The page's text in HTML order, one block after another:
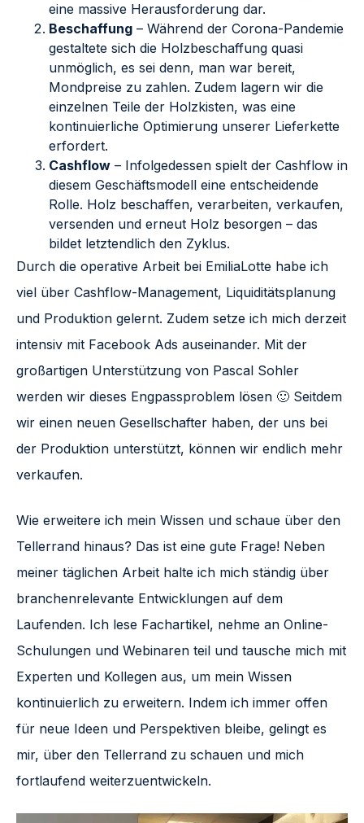
eine massive Herausforderung dar.
Beschaffung – Während der Corona-Pandemie
gestaltete sich die Holzbeschaffung quasi
unmöglich, es sei denn, man war bereit,
Mondpreise zu zahlen. Zudem lagern wir die
einzelnen Teile der Holzkisten, was eine
kontinuierliche Optimierung unserer Lieferkette
erfordert.
Cashflow – Infolgedessen spielt der Cashflow in
diesem Geschäftsmodell eine entscheidende
Rolle. Holz beschaffen, verarbeiten, verkaufen,
versenden und erneut Holz besorgen – das
bildet letztendlich den Zyklus.
Durch die operative Arbeit bei EmiliaLotte habe ich
viel über Cashflow-Management, Liquiditätsplanung
und Produktion gelernt. Zudem setze ich mich derzeit
intensiv mit Facebook Ads auseinander. Mit der
großartigen Unterstützung von Pascal Sohler
werden wir dieses Engpassproblem lösen 🙂 Seitdem
wir einen neuen Gesellschafter haben, der uns bei
der Produktion unterstützt, können wir endlich mehr
verkaufen.
Wie erweitere ich mein Wissen und schaue über den
Tellerrand hinaus? Das ist eine gute Frage! Neben
meiner täglichen Arbeit halte ich mich ständig über
branchenrelevante Entwicklungen auf dem
Laufenden. Ich lese Fachartikel, nehme an Online-
Schulungen und Webinaren teil und tausche mich mit
Experten und Kollegen aus, um mein Wissen
kontinuierlich zu erweitern. Indem ich immer offen
für neue Ideen und Perspektiven bleibe, gelingt es
mir, über den Tellerrand zu schauen und mich
fortlaufend weiterzuentwickeln.